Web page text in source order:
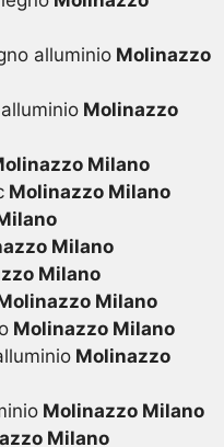
alluminioMolinazzo
Molinazzo
Milano
Molinazzo Milano
Milano
Milano
Milano
Molinazzo Milano
Molinazzo
Molinazzo Milano
Milano